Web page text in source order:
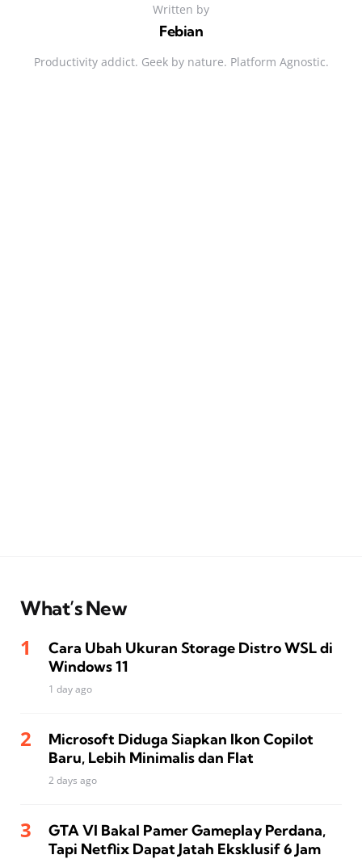
Written by
Febian
Productivity addict. Geek by nature. Platform Agnostic.
What’s New
Cara Ubah Ukuran Storage Distro WSL di
Windows 11
1 day ago
Microsoft Diduga Siapkan Ikon Copilot
Baru, Lebih Minimalis dan Flat
2 days ago
GTA VI Bakal Pamer Gameplay Perdana,
Tapi Netflix Dapat Jatah Eksklusif 6 Jam